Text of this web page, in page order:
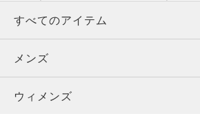
すべてのアイテム
メンズ
ウィメンズ
メンズ
トップス
ウィメンズ